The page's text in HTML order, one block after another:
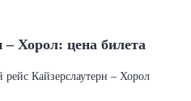
– Хорол: цена билета
рейс Кайзерслаутерн – Хорол